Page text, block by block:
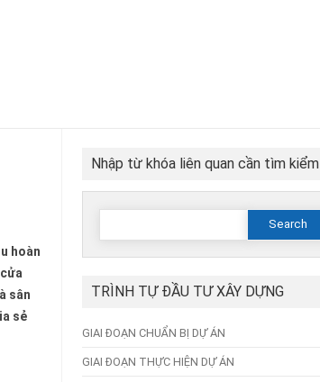
hoàn
sân
sẻ
Nhập từ khóa liên quan cần tìm kiểm
Search
TRÌNH TỰ ĐẦU TƯ XÂY DỰNG
GIAI ĐOẠN CHUẨN BỊ DỰ ÁN
GIAI ĐOẠN THỰC HIỆN DỰ ÁN